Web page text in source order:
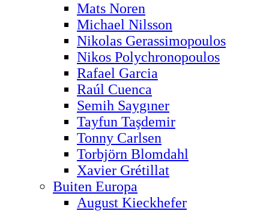
Mats Noren
Michael Nilsson
Nikolas Gerassimopoulos
Nikos Polychronopoulos
Rafael Garcia
Raúl Cuenca
Semih Saygıner
Tayfun Taşdemir
Tonny Carlsen
Torbjörn Blomdahl
Xavier Grétillat
Buiten Europa
August Kieckhefer